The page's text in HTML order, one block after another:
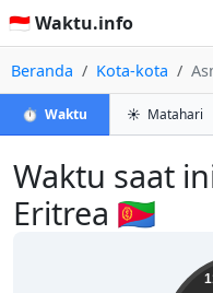
🇮🇩 Waktu.info
Beranda Kota-kota
⏱️ Waktu ☀️ Matahari
Waktu saat
Eritrea 🇪🇷